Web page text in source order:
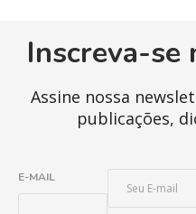
Inscreva-se
Assine nossa
publicações,
E-MAIL